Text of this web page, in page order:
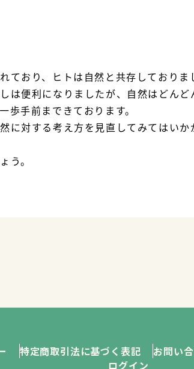
おり、ヒトは自然と共存しておりま
は便利になりましたが、自然はどん
手前まできております。
に対する考え方を見直してみてはいか
う。
特定商取引法に基づく表記 お問い
ログイン